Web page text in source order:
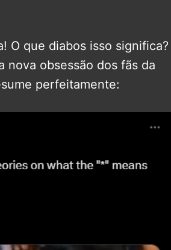
O que diabos isso significa?
nova obsessão dos fãs da
perfeitamente: